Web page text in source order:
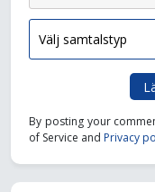
By posting your
of Service and Privacy